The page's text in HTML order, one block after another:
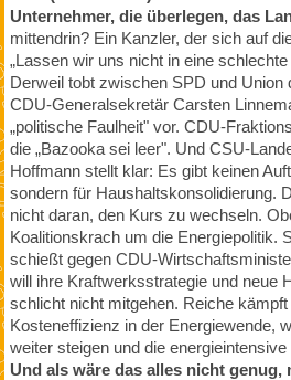
Unternehmer, die überlegen, das
mittendrin? Ein Kanzler, der sich auf
„Lassen wir uns nicht in eine
Derweil tobt zwischen SPD und Union
CDU-Generalsekretär Carsten
„politische Faulheit" vor. CDU-
die „Bazooka sei leer". Und CSU-
Hoffmann stellt klar: Es gibt keinen
sondern für Haushaltskonsolidierung.
nicht daran, den Kurs zu wechseln.
Koalitionskrach um die Energiepolitik.
schießt gegen CDU-
will ihre Kraftwerksstrategie und neue
schlicht nicht mitgehen. Reiche
Kosteneffizienz in der Energiewende,
weiter steigen und die
Und als wäre das alles nicht genug,